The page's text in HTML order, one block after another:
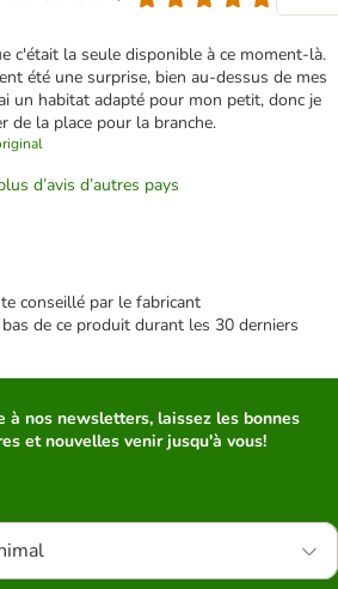
c'était la seule disponible à ce moment-là.
été une surprise, bien au-dessus de mes
un habitat adapté pour mon petit, donc je
de la place pour la branche.
d’avis d’autres pays
conseillé par le fabricant
de ce produit durant les 30 derniers
à nos newsletters, laissez les bonnes
et nouvelles venir jusqu'à vous!